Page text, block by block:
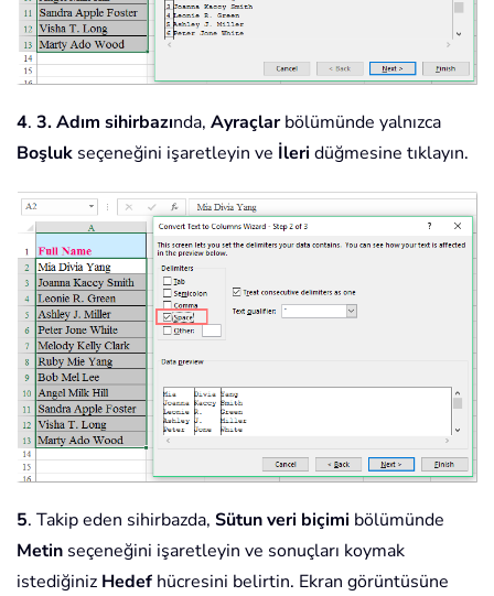
4. 3. Adım sihirbazında, Ayraçlarbölümünde yalnızca
Boşluk seçeneğini işaretleyin ve İleri düğmesine tıklayın.
5. Takip eden sihirbazda, Sütun veri biçimi bölümünde
Metin seçeneğini işaretleyin ve sonuçları koymak
istediğiniz Hedef hücresini belirtin. Ekran görüntüsüne